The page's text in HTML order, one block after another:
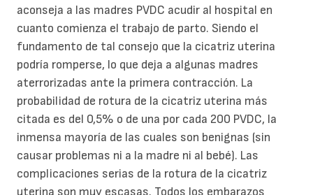
aconseja a las madres PVDC acudir al hospital en
cuanto comienza el trabajo de parto. Siendo el
fundamento de tal consejo que la cicatriz uterina
podría romperse, lo que deja a algunas madres
aterrorizadas ante la primera contracción. La
probabilidad de rotura de la cicatriz uterina más
citada es del 0,5% o de una por cada 200 PVDC, la
inmensa mayoría de las cuales son benignas (sin
causar problemas ni a la madre ni al bebé). Las
complicaciones serias de la rotura de la cicatriz
uterina son muy escasas. Todos los embarazos